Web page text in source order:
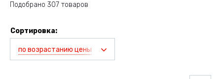
Подобрано 307 товаров
Сортировка:
по возрастанию цены